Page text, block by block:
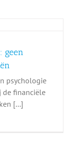
geen
psychologie
de financiële
[...]